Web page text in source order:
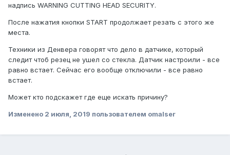
надпись WARNING CUTTING HEAD SECURITY.
После нажатия кнопки START продолжает резать с этого же
места.
Техники из Денвера говорят что дело в датчике, который
следит чтоб резец не ушел со стекла. Датчик настроили - все
равно встает. Сейчас его вообще отключили - все равно
встает.
Может кто подскажет где еще искать причину?
Изменено 2 июля, 2019 пользователем omalser